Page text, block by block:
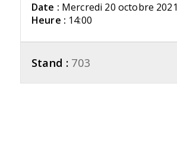
Date : Mercredi 20 octobre 2021
Heure : 14:00
Stand : 703